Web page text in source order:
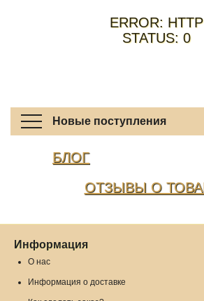
ERROR: HTTP
STATUS: 0
Новые поступления
БЛОГ
ОТЗЫВЫ О
Информация
О нас
Информация о доставке